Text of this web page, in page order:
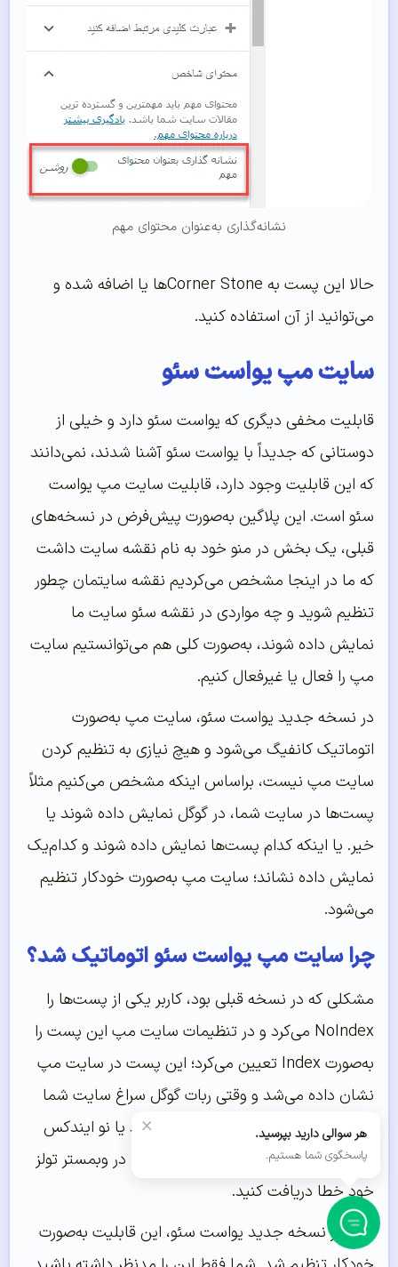
نشانه‌گذاری به‌عنوان محتوای مهم
حالا این پست به Corner Stoneها یا اضافه شده و
می‌توانید از آن استفاده کنید.
سایت مپ یواست سئو
قابلیت مخفی دیگری که یواست سئو دارد و خیلی از
دوستانی که جدیداً با یواست سئو آشنا شدند، نمی‌دانند
که این قابلیت وجود دارد، قابلیت سایت مپ یواست
سئو است. این پلاگین به‌صورت پیش‌فرض در نسخه‌های
قبلی، یک بخش در منو خود به نام نقشه سایت داشت
که ما در اینجا مشخص می‌کردیم نقشه سایتمان چطور
تنظیم شوید و چه مواردی در نقشه سئو سایت ما
نمایش داده شوند، به‌صورت کلی هم می‌توانستیم سایت
مپ را فعال یا غیرفعال کنیم.
در نسخه جدید یواست سئو، سایت مپ به‌صورت
اتوماتیک کانفیگ می‌شود و هیچ نیازی به تنظیم کردن
سایت مپ نیست، براساس اینکه مشخص می‌کنیم مثلاً
پست‌ها در سایت شما، در گوگل نمایش داده شوند یا
خیر. یا اینکه کدام پست‌ها نمایش داده شوند و کدام‌یک
نمایش داده نشاند؛ سایت مپ به‌صورت خودکار تنظیم
می‌شود.
چرا سایت مپ یواست سئو اتوماتیک شد؟
مشکلی که در نسخه قبلی بود، کاربر یکی از پست‌ها را
NoIndex می‌کرد و در تنظیمات سایت مپ این پست را
به‌صورت Index تعیین می‌کرد؛ این پست در سایت مپ
نشان داده می‌شد و وقتی ربات گوگل سراغ سایت شما
می‌رفت، می‌دهید این پست وجود ندارد یا نو ایندکس
است، که این موضوع باعث می‌شد شما در وبمستر تولز
خود خطا دریافت کنید.
پس در نسخه جدید یواست سئو، این قابلیت به‌صورت
× هر سوالی دارید بپرسید.
پاسخگوی شما هستیم.